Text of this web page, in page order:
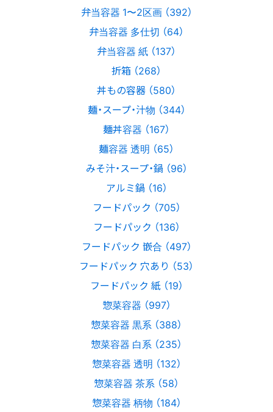
弁当容器 1〜2区画 （392）
弁当容器 多仕切 （64）
弁当容器 紙 （137）
折箱 （268）
丼もの容器 （580）
麺・スープ・汁物 （344）
麺丼容器 （167）
麺容器 透明 （65）
みそ汁・スープ・鍋 （96）
アルミ鍋 （16）
フードパック （705）
フードパック （136）
フードパック 嵌合 （497）
フードパック 穴あり （53）
フードパック 紙 （19）
惣菜容器 （997）
惣菜容器 黒系 （388）
惣菜容器 白系 （235）
惣菜容器 透明 （132）
惣菜容器 茶系 （58）
惣菜容器 柄物 （184）